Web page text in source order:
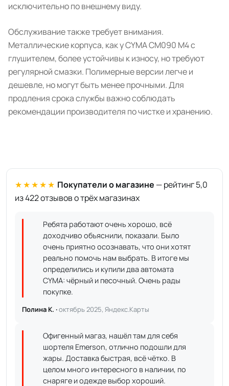
исключительно по внешнему виду.
Обслуживание также требует внимания.
Металлические корпуса, как у CYMA CM090 M4 с
глушителем, более устойчивы к износу, но требуют
регулярной смазки. Полимерные версии легче и
дешевле, но могут быть менее прочными. Для
продления срока службы важно соблюдать
рекомендации производителя по чистке и хранению.
★★★★★ Покупатели о магазине — рейтинг 5,0
из 422 отзывов о трёх магазинах
Ребята работают очень хорошо, всё
доходчиво объяснили, показали. Было
очень приятно осознавать, что они хотят
реально помочь нам выбрать. В итоге мы
определились и купили два автомата
CYMA: чёрный и песочный. Очень рады
покупке.
Полина К. ·октябрь 2025, Яндекс.Карты
Офигенный магаз, нашёл там для себя
шортеля Emerson, отлично подошли для
жары. Доставка быстрая, всё чётко. В
целом много интересного в наличии, по
снаряге и одежде выбор хороший.